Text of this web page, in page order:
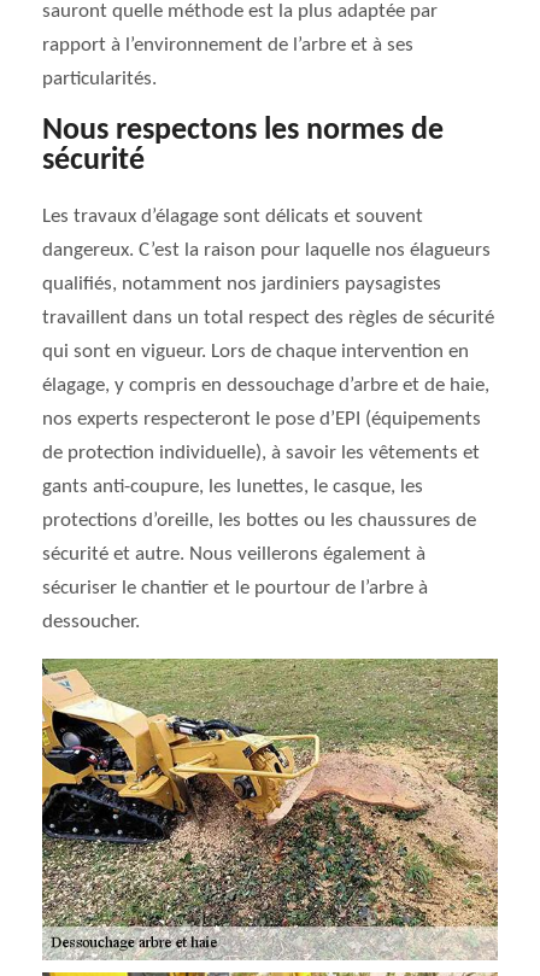
sauront quelle méthode est la plus adaptée par
rapport à l’environnement de l’arbre et à ses
particularités.
Nous respectons les normes de
sécurité
Les travaux d’élagage sont délicats et souvent
dangereux. C’est la raison pour laquelle nos élagueurs
qualifiés, notamment nos jardiniers paysagistes
travaillent dans un total respect des règles de sécurité
qui sont en vigueur. Lors de chaque intervention en
élagage, y compris en dessouchage d’arbre et de haie,
nos experts respecteront le pose d’EPI (équipements
de protection individuelle), à savoir les vêtements et
gants anti-coupure, les lunettes, le casque, les
protections d’oreille, les bottes ou les chaussures de
sécurité et autre. Nous veillerons également à
sécuriser le chantier et le pourtour de l’arbre à
dessoucher.